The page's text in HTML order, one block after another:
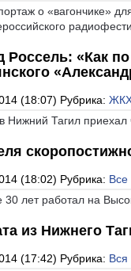
о «вагончике»
Россель: «Как
(18:07) Рубрика:
Нижний Тагил приехал
(18:02) Рубрика: Все
лет работал на
из Нижнего
(17:42) Рубрика: Вся